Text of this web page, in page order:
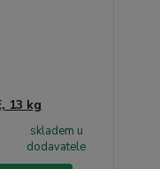
13 kg
skladem u
dodavatele